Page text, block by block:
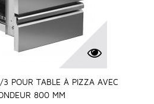
3 POUR TABLE À PIZZA AVEC
800 MM